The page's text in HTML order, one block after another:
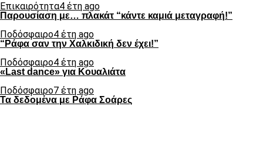
Επικαιρότητα4 έτη ago
Παρουσίαση με… πλακάτ “κάντε καμιά μεταγραφή!”
Ποδόσφαιρο4 έτη ago
“Ράφα σαν την Χαλκιδική δεν έχει!”
Ποδόσφαιρο4 έτη ago
«Last dance» για Κουαλιάτα
Ποδόσφαιρο7 έτη ago
Τα δεδομένα με Ράφα Σοάρες